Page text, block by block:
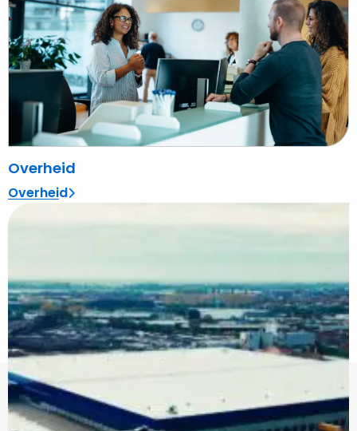
Overheid
Overheid